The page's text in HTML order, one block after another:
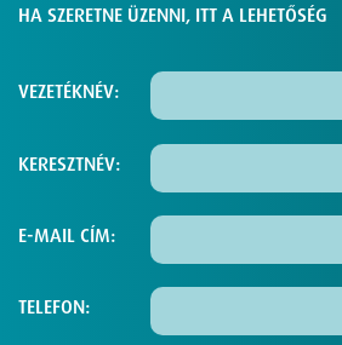
HA SZERETNE ÜZENNI, ITT A LEHETŐSÉG
VEZETÉKNÉV:
KERESZTNÉV:
E-MAIL CÍM:
TELEFON: